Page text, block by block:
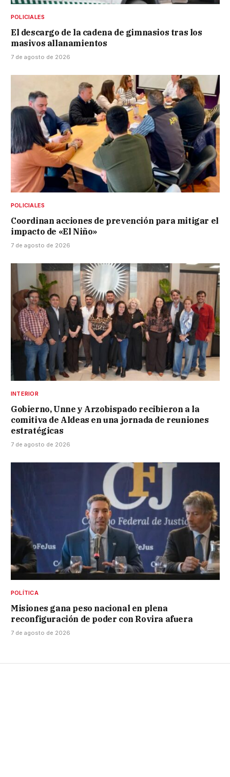
POLICIALES
El descargo de la cadena de gimnasios tras los
masivos allanamientos
7 de agosto de 2026
POLICIALES
Coordinan acciones de prevención para mitigar el
impacto de «El Niño»
7 de agosto de 2026
INTERIOR
Gobierno, Unne y Arzobispado recibieron a la
comitiva de Aldeas en una jornada de reuniones
estratégicas
7 de agosto de 2026
POLÍTICA
Misiones gana peso nacional en plena
reconfiguración de poder con Rovira afuera
7 de agosto de 2026